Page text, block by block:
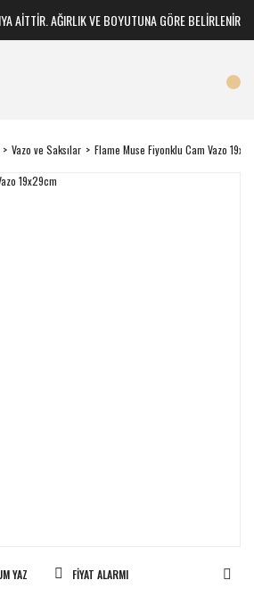
AİTTİR. AĞIRLIK VE BOYUTUNA GÖRE BELİRLENİR
Vazo ve Saksılar Flame Muse Fiyonklu Cam Vazo
YAZ FIYAT ALARMI